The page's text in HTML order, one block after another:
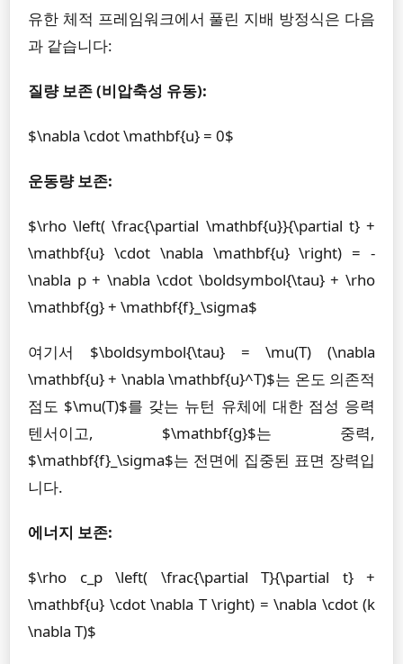
유한 체적 프레임워크에서 풀린 지배 방정식은 다음
과 같습니다:
질량 보존 (비압축성 유동):
$\nabla \cdot \mathbf{u} = 0$
운동량 보존:
$\rho \left( \frac{\partial \mathbf{u}}{\partial t} +
\mathbf{u} \cdot \nabla \mathbf{u} \right) = -
\nabla p + \nabla \cdot \boldsymbol{\tau} + \rho
\mathbf{g} + \mathbf{f}_\sigma$
여기서 $\boldsymbol{\tau} = \mu(T) (\nabla
\mathbf{u} + \nabla \mathbf{u}^T)$는 온도 의존적
점도 $\mu(T)$를 갖는 뉴턴 유체에 대한 점성 응력
텐서이고, $\mathbf{g}$는 중력,
$\mathbf{f}_\sigma$는 전면에 집중된 표면 장력입
니다.
에너지 보존:
$\rho c_p \left( \frac{\partial T}{\partial t} +
\mathbf{u} \cdot \nabla T \right) = \nabla \cdot (k
\nabla T)$